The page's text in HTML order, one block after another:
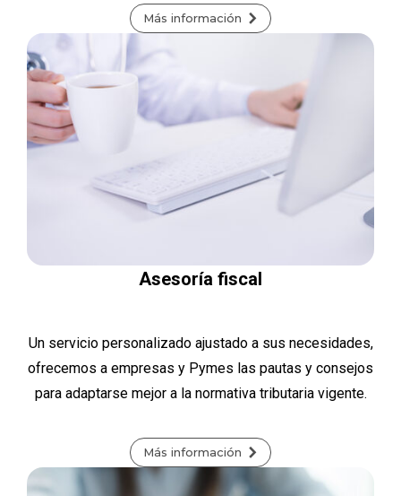
Más información
Asesoría fiscal
Un servicio personalizado ajustado a sus necesidades,
ofrecemos a empresas y Pymes las pautas y consejos
para adaptarse mejor a la normativa tributaria vigente.
Más información